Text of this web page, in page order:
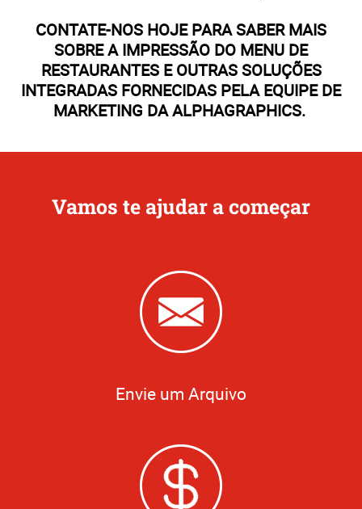
CONTATE-NOS HOJE PARA SABER MAIS
SOBRE A IMPRESSÃO DO MENU DE
RESTAURANTES E OUTRAS SOLUÇÕES
INTEGRADAS FORNECIDAS PELA EQUIPE DE
MARKETING DA ALPHAGRAPHICS.
Vamos te ajudar a começar
Envie um Arquivo